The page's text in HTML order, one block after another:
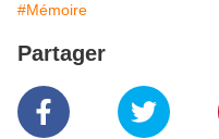
#Mémoire
Partager